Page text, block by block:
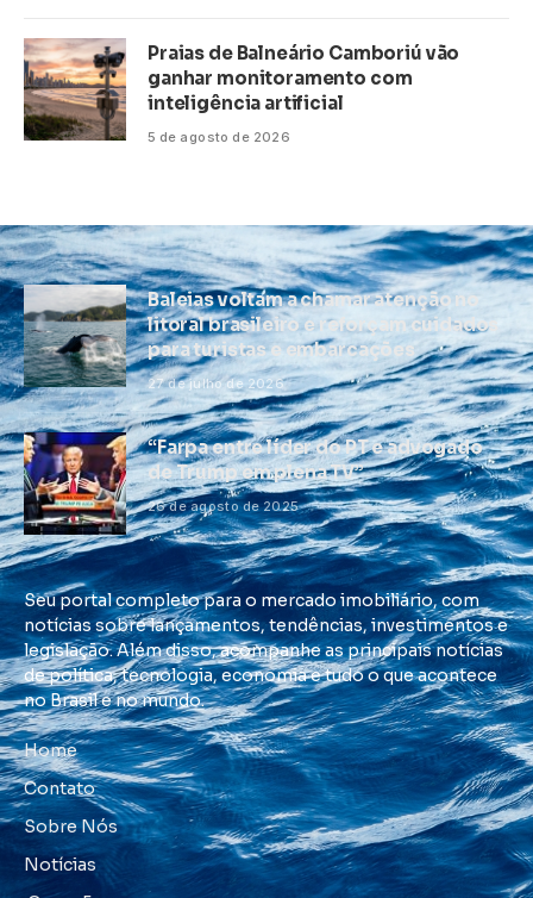
Praias de Balneário Camboriú vão
ganhar monitoramento com
inteligência artificial
5 de agosto de 2026
Baleias voltam a chamar atenção no
litoral brasileiro e reforçam cuidados
para turistas e embarcações
27 de julho de 2026
“Farpa entre líder do PT e advogado
de Trump em plena TV”
26 de agosto de 2025
Seu portal completo para o mercado imobiliário, com
notícias sobre lançamentos, tendências, investimentos e
legislação. Além disso, acompanhe as principais notícias
de política, tecnologia, economia e tudo o que acontece
no Brasil e no mundo.
Home
Contato
Sobre Nós
Notícias